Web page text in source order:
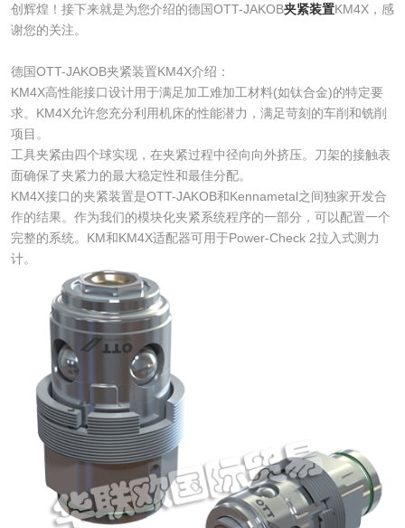
创辉煌！接下来就是为您介绍的德国OTT-JAKOB夹紧装置KM4X，感
谢您的关注。
德国OTT-JAKOB夹紧装置KM4X介绍：
KM4X高性能接口设计用于满足加工难加工材料(如钛合金)的特定要
求。KM4X允许您充分利用机床的性能潜力，满足苛刻的车削和铣削
项目。
工具夹紧由四个球实现，在夹紧过程中径向向外挤压。刀架的接触表
面确保了夹紧力的最大稳定性和最佳分配。
KM4X接口的夹紧装置是OTT-JAKOB和Kennametal之间独家开发合
作的结果。作为我们的模块化夹紧系统程序的一部分，可以配置一个
完整的系统。KM和KM4X适配器可用于Power-Check 2拉入式测力
计。